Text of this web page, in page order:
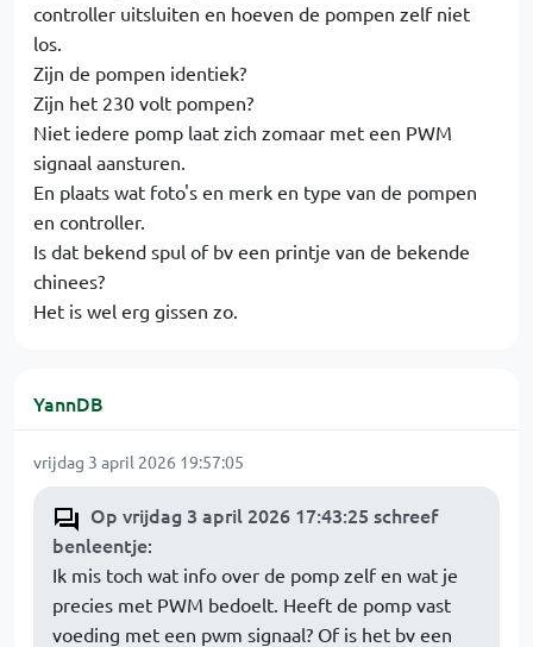
controller uitsluiten en hoeven de pompen zelf niet
los.
Zijn de pompen identiek?
Zijn het 230 volt pompen?
Niet iedere pomp laat zich zomaar met een PWM
signaal aansturen.
En plaats wat foto's en merk en type van de pompen
en controller.
Is dat bekend spul of bv een printje van de bekende
chinees?
Het is wel erg gissen zo.
YannDB
vrijdag 3 april 2026 19:57:05
Op vrijdag 3 april 2026 17:43:25 schreef
benleentje:
Ik mis toch wat info over de pomp zelf en wat je
precies met PWM bedoelt. Heeft de pomp vast
voeding met een pwm signaal? Of is het bv een